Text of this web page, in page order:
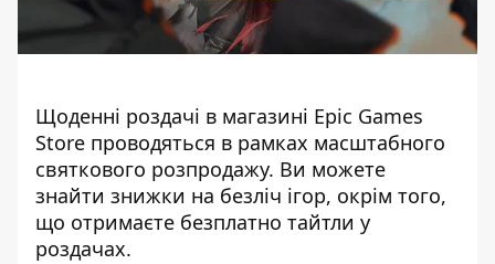
Щоденні роздачі в магазині Epic Games
Store проводяться в рамках масштабного
святкового розпродажу. Ви можете
знайти знижки на безліч ігор, окрім того,
що отримаєте безплатно тайтли у
роздачах.